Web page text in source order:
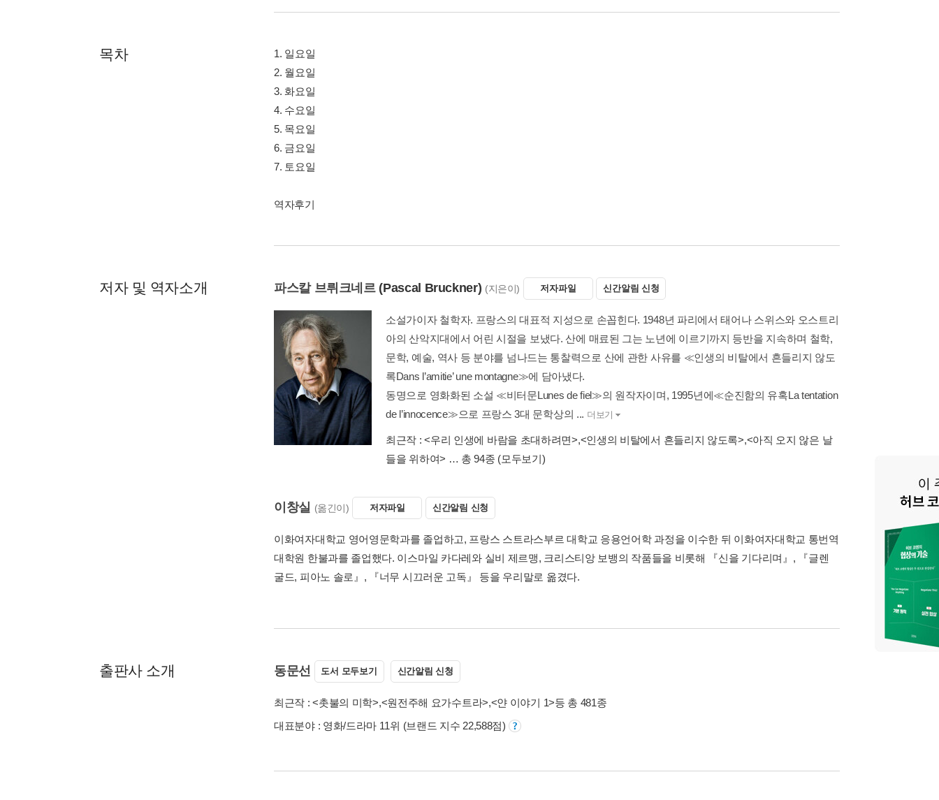
목차
1. 일요일
2. 월요일
3. 화요일
4. 수요일
5. 목요일
6. 금요일
7. 토요일
역자후기
저자 및 역자소개 파스칼 브뤼크네르(Pascal Bruckner) (지은이) 저자파일 신간알림 신청
소설가이자 철학자. 프랑스의 대표적 지성으로 손꼽힌다. 1948년 파리에서 태어나 스위스와 오스트리
아의 산악지대에서 어린 시절을 보냈다. 산에 매료된 그는 노년에 이르기까지 등반을 지속하며 철학,
문학, 예술, 역사 등 분야를 넘나드는 통찰력으로 산에 관한 사유를 ≪인생의 비탈에서 흔들리지 않도
록Dans l’amitie’ une montagne≫에 담아냈다.
동명으로 영화화된 소설 ≪비터문Lunes de fiel≫의 원작자이며, 1995년에≪순진함의 유혹La tentation
de l’innocence≫으로 프랑스 3대 문학상의 ... 더보기
최근작 :<우리 인생에 바람을 초대하려면>,<인생의 비탈에서 흔들리지 않도록>,<아직 오지 않은 날
들을 위하여> … 총 94종 (모두보기)
이창실 (옮긴이) 저자파일 신간알림 신청
이화여자대학교 영어영문학과를 졸업하고, 프랑스 스트라스부르 대학교 응용언어학 과정을 이수한 뒤 이화여자대학교 통번역
대학원 한불과를 졸업했다. 이스마일 카다레와 실비 제르맹, 크리스티앙 보뱅의 작품들을 비롯해 『신을 기다리며』, 『글렌
굴드, 피아노 솔로』, 『너무 시끄러운 고독』 등을 우리말로 옮겼다.
출판사 소개 동문선 도서 모두보기 신간알림 신청
최근작 :<촛불의 미학>,<원전주해 요가수트라>,<얀 이야기 1>등 총 481종
대표분야 : 영화/드라마 11위 (브랜드 지수 22,588점)